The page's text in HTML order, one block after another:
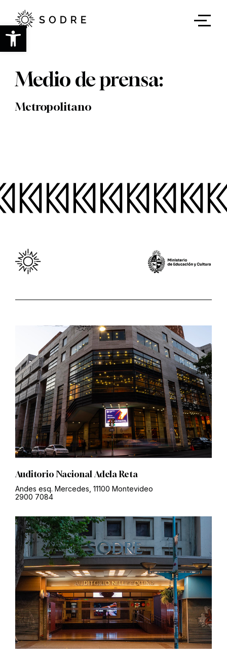
Abrir barra de herramientas
contenido
principal
Medio de prensa:
Metropolitano
Auditorio Nacional Adela Reta
Andes esq. Mercedes, 11100 Montevideo
2900 7084